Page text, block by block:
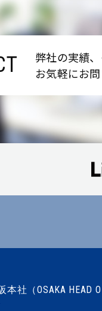
弊社の実績
お気軽にお
本社（OSAKA HEAD